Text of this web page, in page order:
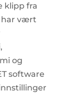
klipp fra
har vært
og
software